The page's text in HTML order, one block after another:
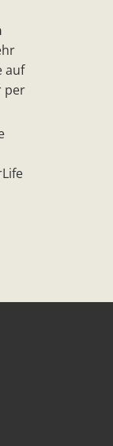
auf
per